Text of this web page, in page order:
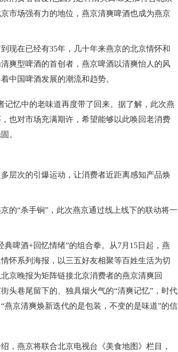
市场强有力的地位，燕京清爽啤酒也成为燕京
现在已经有35年，几十年来燕京的北京情怀和
爽型啤酒的首创者，燕京啤酒以清爽怡人的风
中国啤酒发展的潮流和趋势。
记忆中的老味道再度带了回来。据了解，此次燕
也对市场充满期许，希望能够以此唤回老消费
。
层次的引爆运动，让消费者近距离感知产品焕
的“杀手锏”，此次燕京通过线上线下的联动将一
啤酒+回忆情绪”的组合拳。从7月15日起，燕
怀系列海报，以三五好友相聚等百姓生活为切
京晚报为矩阵链接北京消费者的燕京清爽回
头巷尾留下的、独具烟火气的“清爽记忆”，时代
京清爽焕新迭代的是包装，不变的是味道”的信
，燕京将联合北京电视台《美食地图》栏目，